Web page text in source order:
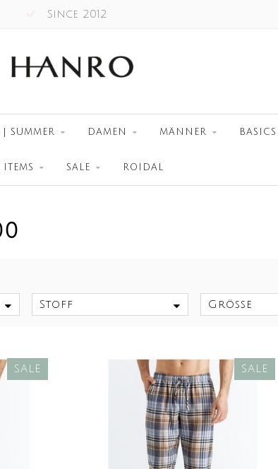
Since 2012
SUMMER DAMEN MÄNNER BASICS
ITEMS SALE ROIDAL
Stoff Größe
SALE SALE